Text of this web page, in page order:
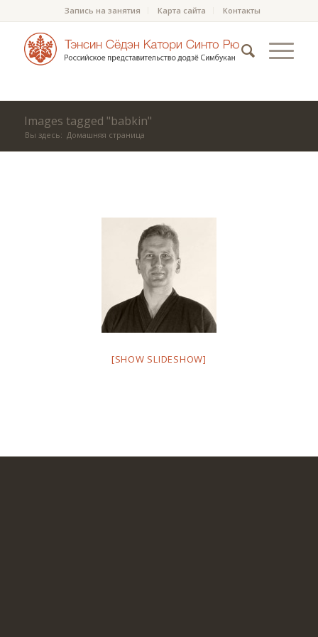
Запись на занятия Карта сайта Контакты
Images tagged "babkin"
Вы здесь: Домашняя страница
[SHOW SLIDESHOW]